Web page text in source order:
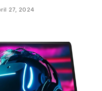
27, 2024